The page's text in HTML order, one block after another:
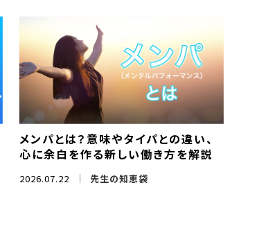
メンパとは？意味やタイパとの違い、
心に余白を作る新しい働き方を解説
2026.07.22 先生の知恵袋